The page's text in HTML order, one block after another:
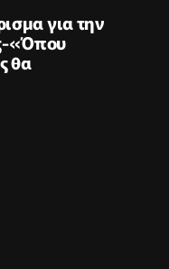
για την
«Όπου
θα